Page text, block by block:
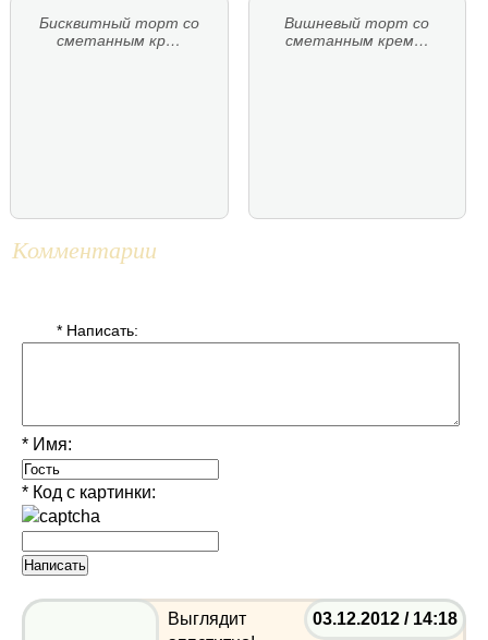
Бисквитный торт со
сметанным кр…
Вишневый торт со
сметанным крем…
Комментарии
* Написать:
* Имя:
* Код с картинки:
03.12.2012 / 14:18
Выглядит